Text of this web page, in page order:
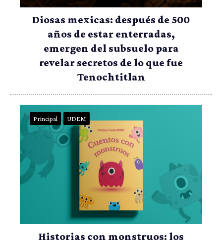
Diosas mexicas: después de 500
años de estar enterradas,
emergen del subsuelo para
revelar secretos de lo que fue
Tenochtitlan
Principal UDEM
Historias con monstruos: los